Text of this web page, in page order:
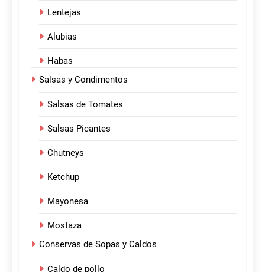
Lentejas
Alubias
Habas
Salsas y Condimentos
Salsas de Tomates
Salsas Picantes
Chutneys
Ketchup
Mayonesa
Mostaza
Conservas de Sopas y Caldos
Caldo de pollo